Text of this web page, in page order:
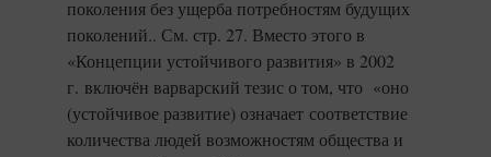
поколения без ущерба потребностям будущих
поколений.. См. стр. 27. Вместо этого в
«Концепции устойчивого развития» в 2002
г. включён варварский тезис о том, что «оно
(устойчивое развитие) означает соответствие
количества людей возможностям общества и